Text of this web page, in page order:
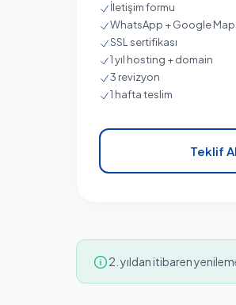
İletişim formu
WhatsApp + Google
SSL sertifikası
1 yıl hosting + domain
3 revizyon
1 hafta teslim
Teklif Al
2. yıldan itibaren